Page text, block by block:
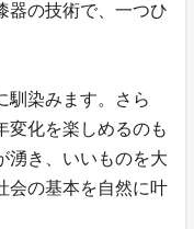
器の技術で、一つひ
馴染みます。さら
変化を楽しめるのも
湧き、いいものを大
会の基本を自然に叶